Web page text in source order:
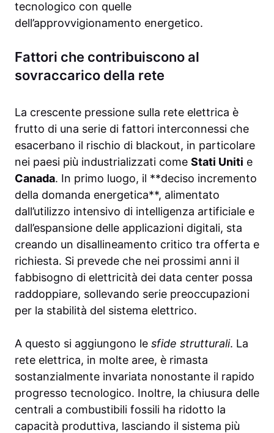
tecnologico con quelle
dell’approvvigionamento energetico.
Fattori che contribuiscono al
sovraccarico della rete
La crescente pressione sulla rete elettrica è
frutto di una serie di fattori interconnessi che
esacerbano il rischio di blackout, in particolare
nei paesi più industrializzati come Stati Uniti e
Canada. In primo luogo, il **deciso incremento
della domanda energetica**, alimentato
dall’utilizzo intensivo di intelligenza artificiale e
dall’espansione delle applicazioni digitali, sta
creando un disallineamento critico tra offerta e
richiesta. Si prevede che nei prossimi anni il
fabbisogno di elettricità dei data center possa
raddoppiare, sollevando serie preoccupazioni
per la stabilità del sistema elettrico.
A questo si aggiungono le sfide strutturali. La
rete elettrica, in molte aree, è rimasta
sostanzialmente invariata nonostante il rapido
progresso tecnologico. Inoltre, la chiusura delle
centrali a combustibili fossili ha ridotto la
capacità produttiva, lasciando il sistema più